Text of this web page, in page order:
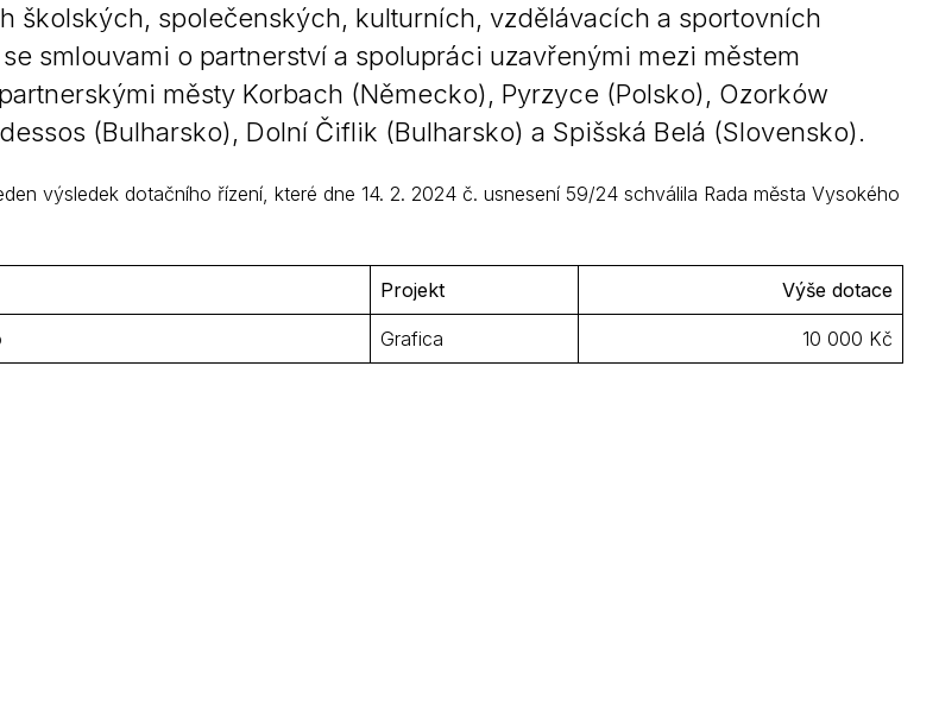
Veterináři
Pohotovost
Krizové informace
Stavby a investice
Dotace a projekty
Ztráty a nálezy
školských, společenských, kulturních, vzdělávacích a sportovních
smlouvami o partnerství a spolupráci uzavřenými mezi městem
městy Korbach (Německo), Pyrzyce (Polsko), Ozorków
(Bulharsko), Dolní Čiflik (Bulharsko) a Spišská Belá (Slovensko).
výsledek dotačního řízení, které dne 14. 2. 2024 č. usnesení 59/24 schválila Rada města Vysokého
Projekt Výše dotace
Grafica 10 000 Kč